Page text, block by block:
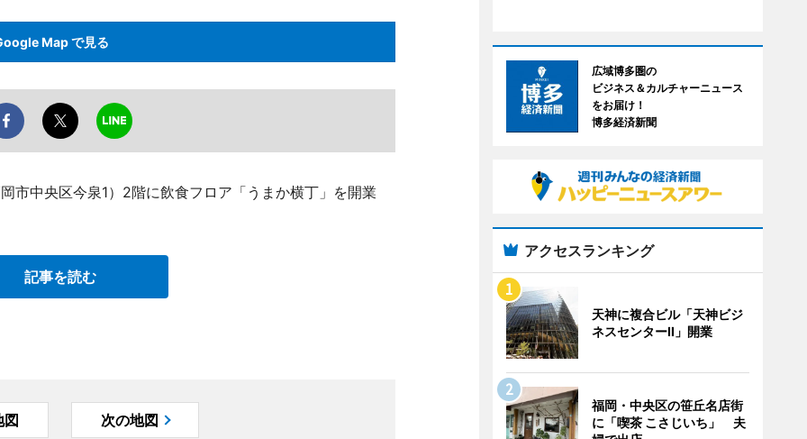
Map で見る
市中央区今泉1）2階に飲食フロア「うまか横丁」を開業
記事を読む
図 次の地図
広域博多圏の
ビジネス＆カルチャーニュース
をお届け！
博多経済新聞
アクセスランキング
天神に複合ビル「天神ビジ
ネスセンターII」開業
福岡・中央区の笹丘名店街
に「喫茶 こさじいち」 夫